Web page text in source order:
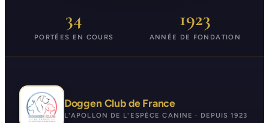
34
PORTÉES EN COURS
1923
ANNÉE DE FONDATION
Doggen Club de France
L'APOLLON DE L'ESPÈCE CANINE · DEPUIS 1923